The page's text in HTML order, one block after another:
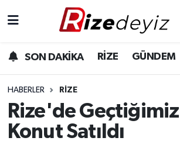
SON DAKİKA RİZE GÜNDEM
HABERLER RIZE
Rize'de
Konut Satıldı
Gündem
Yurttan Haberler
Ekonomi
Rize Hava Durumu
Rize Trafik Yoğunluk Haritası
Süper Lig Puan Durumu ve